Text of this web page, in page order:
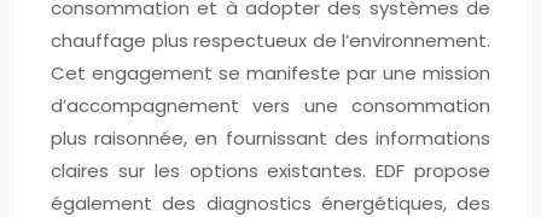
consommation et à adopter des systèmes de
chauffage plus respectueux de l’environnement.
Cet engagement se manifeste par une mission
d’accompagnement vers une consommation
plus raisonnée, en fournissant des informations
claires sur les options existantes. EDF propose
également des diagnostics énergétiques, des